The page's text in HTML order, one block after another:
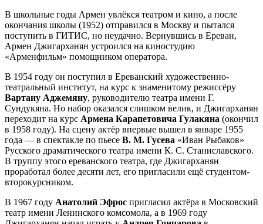
В школьные годы Армен увлёкся театром и кино, а после
окончания школы (1952) отправился в Москву и пытался
поступить в ГИТИС, но неудачно. Вернувшись в Ереван,
Армен Джигарханян устроился на киностудию
«Арменфильм» помощником оператора.
В 1954 году он поступил в Ереванский художественно-
театральный институт, на курс к знаменитому режиссёру
Вартану Аджемяну, руководителю театра имени Г.
Сундукяна. Но набор оказался слишком велик, и Джигарханян
переходит на курс Армена Карапетовича Гулакяна (окончил
в 1958 году). На сцену актёр впервые вышел в январе 1955
года — в спектакле по пьесе В. М. Гусева «Иван Рыбаков»
Русского драматического театра имени К. С. Станиславского.
В труппу этого ереванского театра, где Джигарханян
проработал более десяти лет, его пригласили ещё студентом-
второкурсником.
В 1967 году Анатолий Эфрос пригласил актёра в Московский
театр имени Ленинского комсомола, а в 1969 году